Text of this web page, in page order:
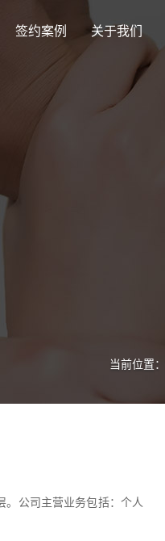
签约案例 关于我们
当前位置：
。公司主营业务包括：个人